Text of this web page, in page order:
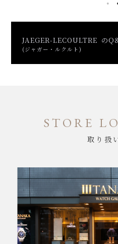
JAEGER-LECOULTRE の
(ジャガー・ルクルト)
STORE
取り扱